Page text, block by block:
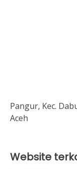
Pangur, Kec.
Aceh
Website